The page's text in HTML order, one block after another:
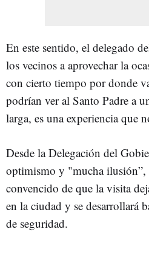
En este sentido, el delegado
los vecinos a aprovechar la
con cierto tiempo por donde
podrían ver al Santo Padre a
larga, es una experiencia que
Desde la Delegación del
optimismo y "mucha ilusión”,
convencido de que la visita
en la ciudad y se desarrollará
de seguridad.